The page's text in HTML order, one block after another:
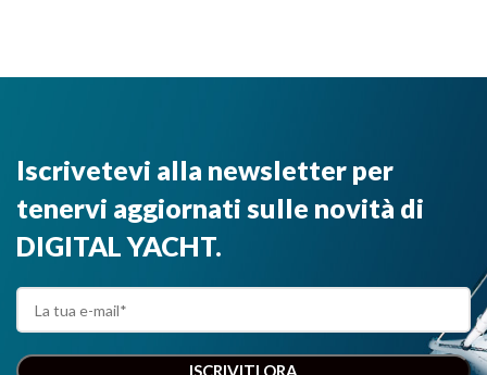
Iscrivetevi alla newsletter per
tenervi aggiornati sulle novità di
DIGITAL YACHT.